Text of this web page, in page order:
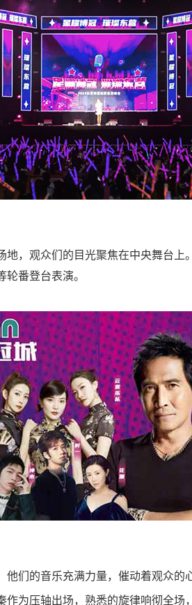
地，观众们的目光聚焦在中央舞台上
番登台表演。
们的音乐充满力量，催动着观众的
作为压轴出场，熟悉的旋律响彻全场